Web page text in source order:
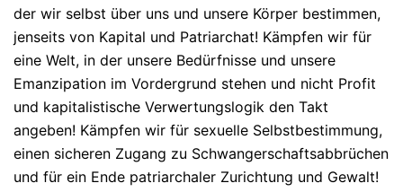
der wir selbst über uns und unsere Körper bestimmen,
jenseits von Kapital und Patriarchat! Kämpfen wir für
eine Welt, in der unsere Bedürfnisse und unsere
Emanzipation im Vordergrund stehen und nicht Profit
und kapitalistische Verwertungslogik den Takt
angeben! Kämpfen wir für sexuelle Selbstbestimmung,
einen sicheren Zugang zu Schwangerschaftsabbrüchen
und für ein Ende patriarchaler Zurichtung und Gewalt!